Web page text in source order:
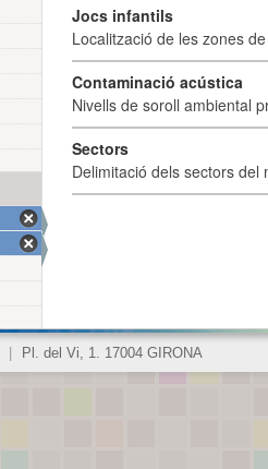
Jocs infantils
Localització de les zones
Contaminació acústica
Nivells de soroll ambiental
Sectors
Delimitació dels sectors del
Pl. del Vi, 1. 17004 GIRONA